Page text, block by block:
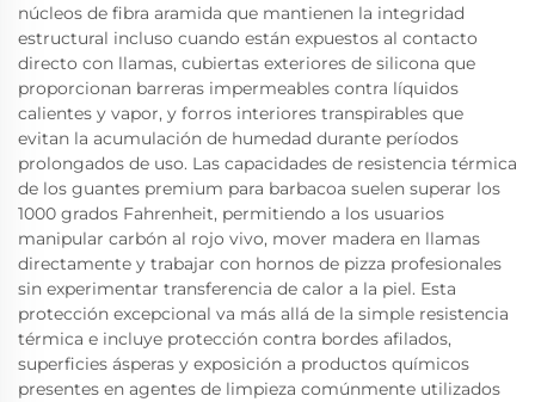
núcleos de fibra aramida que mantienen la integridad
estructural incluso cuando están expuestos al contacto
directo con llamas, cubiertas exteriores de silicona que
proporcionan barreras impermeables contra líquidos
calientes y vapor, y forros interiores transpirables que
evitan la acumulación de humedad durante períodos
prolongados de uso. Las capacidades de resistencia térmica
de los guantes premium para barbacoa suelen superar los
1000 grados Fahrenheit, permitiendo a los usuarios
manipular carbón al rojo vivo, mover madera en llamas
directamente y trabajar con hornos de pizza profesionales
sin experimentar transferencia de calor a la piel. Esta
protección excepcional va más allá de la simple resistencia
térmica e incluye protección contra bordes afilados,
superficies ásperas y exposición a productos químicos
presentes en agentes de limpieza comúnmente utilizados